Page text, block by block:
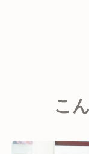
レストラン事
配属先もご希
面接時などに
イタリアン&ワ
こ